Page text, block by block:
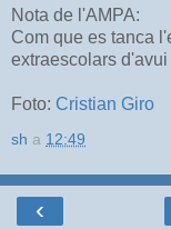
Nota de l'AMPA:
Com que es tanca
extraescolars
Foto: Cristian Giro
sh a 12:49
‹